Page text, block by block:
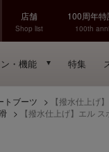
店舗
Shop list
100周年
100th
・機能 特集
トブーツ >
【撥水仕上げ
> 【撥水仕上げ】エル